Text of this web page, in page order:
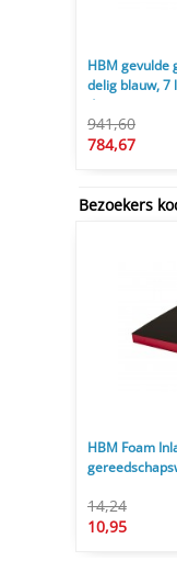
HBM gevulde
delig blauw, 7
draagvermogen
941,60
784,67
Bezoekers
HBM Foam
14,24
10,95